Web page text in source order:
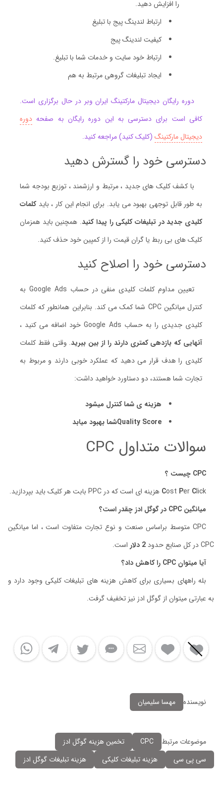
را افزایش دهید.
ارتباط لندینگ پیج با تبلیغ
کیفیت لندینگ پیج
ارتباط خود سایت و خدمات شما با تبلیغ.
ایجاد تبلیغات گروهی مرتبط به هم
دوره رایگان دیجیتال مارکتینگ ایران وبر در حال برگزاری است.
کافی است برای دسترسی به این دوره رایگان به صفحه دوره
دیجیتال مارکتینگ (کلیک کنید) مراجعه کنید.
دسترسی خود را گسترش دهید
با کشف کلیک های جدید ، مرتبط و ارزشمند ، توزیع بودجه شما
به طور قابل توجهی بهبود می یابد. برای انجام این کار ، بایدکلمات
کلیدی جدید در تبلیغات کلیکی را پیدا کنید. همچنین باید همزمان
کلیک های بی ربط یا گران قیمت را از کمپین خود حذف کنید.
دسترسی خود را اصلاح کنید
تعیین مداوم کلمات کلیدی منفی در حساب Google Ads به
کنترل میانگین CPC شما کمک می کند. بنابراین همانطور که کلمات
کلیدی جدیدی را به حساب Google Ads خود اضافه می کنید ،
آنهایی که بازدهی کمتری دارند را از بین ببرید. وقتی فقط کلمات
کلیدی را هدف قرار می دهید که عملکرد خوبی دارند و مربوط به
تجارت شما هستند، دو دستاورد خواهید داشت:
هزینه ی شما کنترل میشود
Quality Scoreشما بهبود میابد
سوالات متداول CPC
CPC چیست ؟
Cost Per Click هزینه ای است که در PPC بابت هر کلیک باید بپردازید.
میانگین CPC در گوگل ادز چقدر است؟
CPC متوسط براساس صنعت و نوع تجارت متفاوت است ، اما میانگین
CPC در کل صنایع حدود
2 دلار
است.
آیا میتوان CPC را کاهش داد؟
بله راههای بسیاری برای کاهش هزینه های تبلیغات کلیکی وجود دارد و
به عبارتی میتوان از گوگل ادز نیز تخفیف گرفت.
نویسنده مهسا سلیمیان
موضوعات مرتبط CPC
تخمین هزینه گوگل ادز
سی پی سی
هزینه تبلیغات کلیکی هزینه تبلیغات گوگل ادز